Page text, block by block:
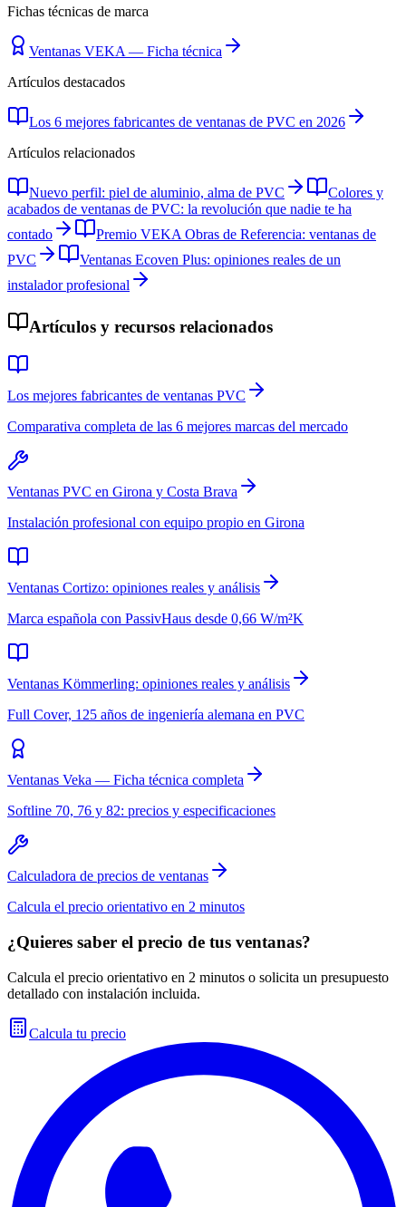
Fichas técnicas de marca
Ventanas VEKA — Ficha técnica
Artículos destacados
Los 6 mejores fabricantes de ventanas de PVC en 2026
Artículos relacionados
Nuevo perfil: piel de aluminio, alma de PVC
Colores y
acabados de ventanas de PVC: la revolución que nadie te ha
contado
Premio VEKA Obras de Referencia: ventanas de
PVC
Ventanas Ecoven Plus: opiniones reales de un
instalador profesional
Artículos y recursos relacionados
Los mejores fabricantes de ventanas PVC
Comparativa completa de las 6 mejores marcas del mercado
Ventanas PVC en Girona y Costa Brava
Instalación profesional con equipo propio en Girona
Ventanas Cortizo: opiniones reales y análisis
Marca española con PassivHaus desde 0,66 W/m²K
Ventanas Kömmerling: opiniones reales y análisis
Full Cover, 125 años de ingeniería alemana en PVC
Ventanas Veka — Ficha técnica completa
Softline 70, 76 y 82: precios y especificaciones
Calculadora de precios de ventanas
Calcula el precio orientativo en 2 minutos
¿Quieres saber el precio de tus ventanas?
Calcula el precio orientativo en 2 minutos o solicita un presupuesto
detallado con instalación incluida.
Calcula tu precio